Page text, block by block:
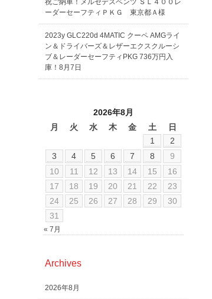
祝ご納車！メルセデスベンツ ＳＬ４００レ
ーダーセーフティＰＫＧ 東京都Ａ様
2023y GLC220d 4MATIC クーペ AMGライ
ン＆ドライバーズ＆レザーエクスクルーシ
ブ＆レーダーセーフティPKG 736万円入
庫！8月7日
2026年8月
月
火 水 木 金 土
日
1
2
3
4 5 6 7 8
9
10
11 12 13 14 15
16
17
18 19 20 21 22
23
24
25 26 27 28 29
30
31
« 7月
Archives
2026年8月